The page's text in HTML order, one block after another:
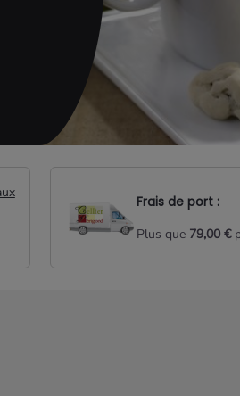
Frais de port :
Plus que 79,00 €